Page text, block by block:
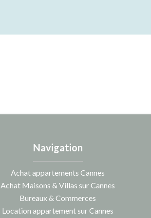
Navigation
Achat appartements Cannes
Achat Maisons & Villas sur Cannes
Bureaux & Commerces
Location appartement sur Cannes